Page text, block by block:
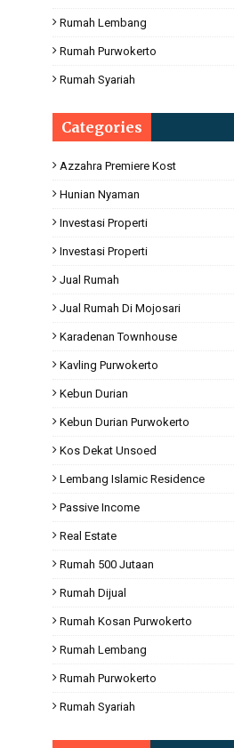
Rumah Lembang
Rumah Purwokerto
Rumah Syariah
Categories
Azzahra Premiere Kost
Hunian Nyaman
Investasi Properti
Investasi Properti
Jual Rumah
Jual Rumah Di Mojosari
Karadenan Townhouse
Kavling Purwokerto
Kebun Durian
Kebun Durian Purwokerto
Kos Dekat Unsoed
Lembang Islamic Residence
Passive Income
Real Estate
Rumah 500 Jutaan
Rumah Dijual
Rumah Kosan Purwokerto
Rumah Lembang
Rumah Purwokerto
Rumah Syariah